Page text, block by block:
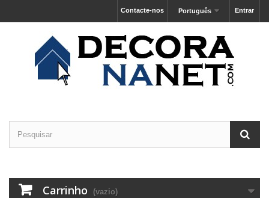
Entrar
Português
Contacte-nos
Carrinho (vazio)